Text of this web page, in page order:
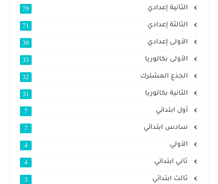
الثانية إعدادي 79
الثالثة إعدادي 71
الأولى إعدادي 39
الأولى بكالوريا 35
الجذع المشترك 32
الثانية بكالوريا 31
أول ابتدائي 7
سادس ابتدائي 7
الأولي 4
ثاني ابتدائي 4
ثالث ابتدائي 3